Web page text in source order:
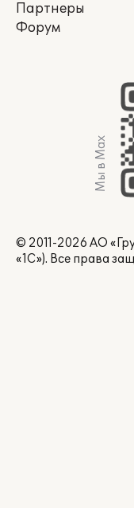
Партнеры
Форум
Мы в Max
© 2011-2026 АО
«1С»). Все права